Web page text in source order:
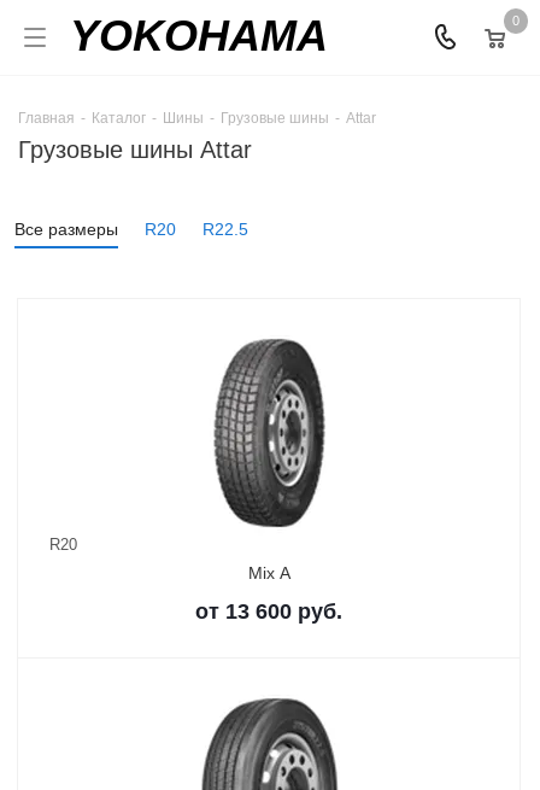
YOKOHAMA 0
Главная - Каталог - Шины - Грузовые шины - Attar
Грузовые шины Attar
Все размеры R20 R22.5
R20
Mix A
от 13 600 руб.